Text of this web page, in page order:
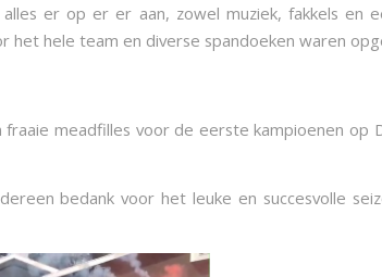
er op er er aan, zowel muziek, fakkels
hele team en diverse spandoeken waren
meadfilles voor de eerste kampioenen
bedank voor het leuke en succesvolle